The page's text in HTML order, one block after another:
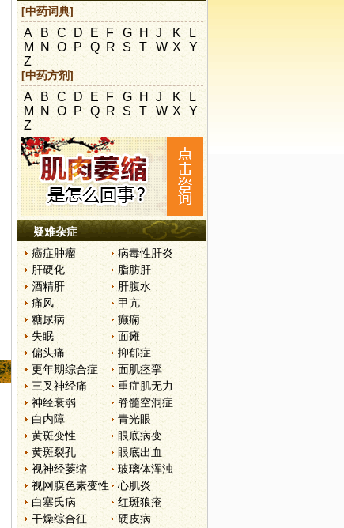
[中药词典]
A B C D E F G H J K
L
M N O P Q R S T W X
Y
Z
[中药方剂]
A B C D E F G H J K
L
M N O P Q R S T W X
Y
Z
疑难杂症
癌症肿瘤
病毒性肝炎
肝硬化
脂肪肝
酒精肝
肝腹水
痛风
甲亢
糖尿病
癫痫
失眠
面瘫
偏头痛
抑郁症
更年期综合症
面肌痉挛
三叉神经痛
重症肌无力
神经衰弱
脊髓空洞症
白内障
青光眼
黄斑变性
眼底病变
黄斑裂孔
眼底出血
视神经萎缩
玻璃体浑浊
视网膜色素变性
心肌炎
白塞氏病
红斑狼疮
干燥综合征
硬皮病